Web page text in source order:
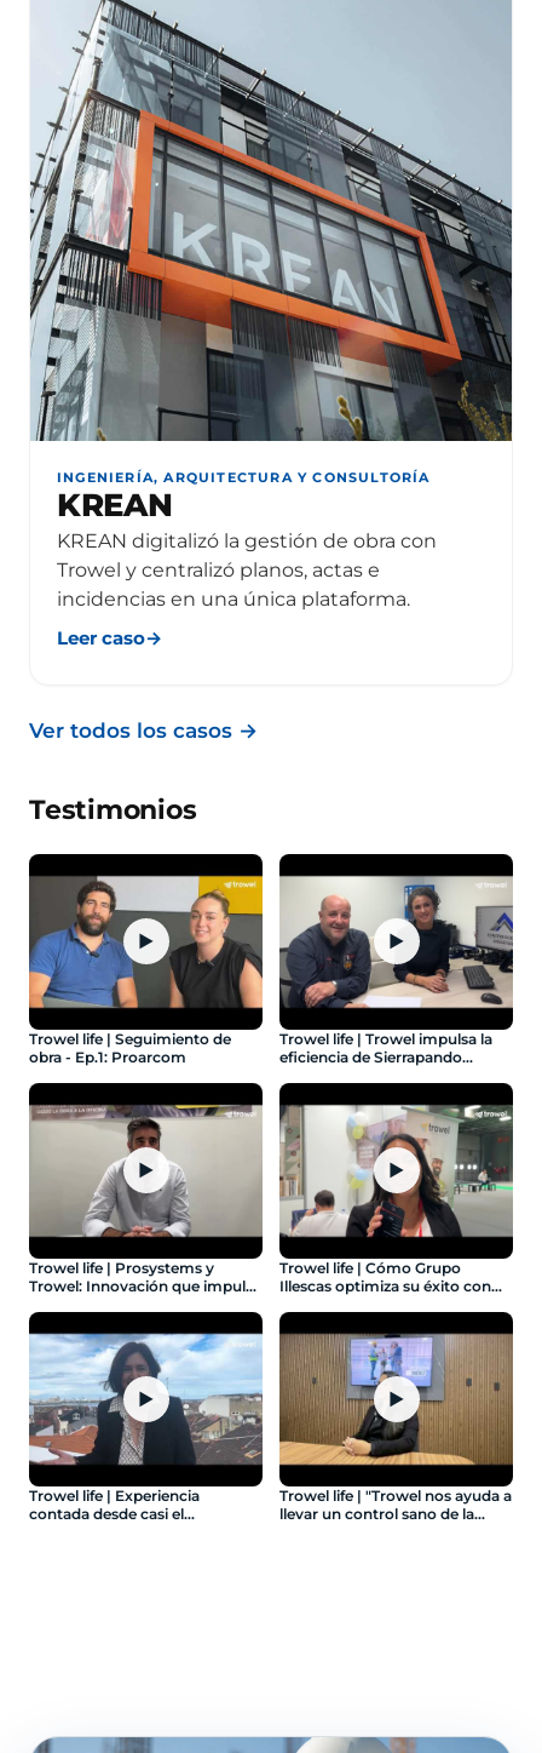
INGENIERÍA, ARQUITECTURA Y CONSULTORÍA
KREAN
KREAN digitalizó la gestión de obra con
Trowel y centralizó planos, actas e
incidencias en una única plataforma.
Leer caso→
Ver todos los casos →
Testimonios
▶
Trowel life | Seguimiento de
obra - Ep.1: Proarcom
▶
Trowel life | Trowel impulsa la
eficiencia de Sierrapando
Sierrapando
▶
Trowel life | Prosystems y
Trowel: Innovación que impulsa
▶
Trowel life | Cómo Grupo
Illescas optimiza su éxito con
▶
Trowel life | Experiencia
contada desde casi el
▶
Trowel life | "Trowel nos ayuda a
llevar un control sano de la